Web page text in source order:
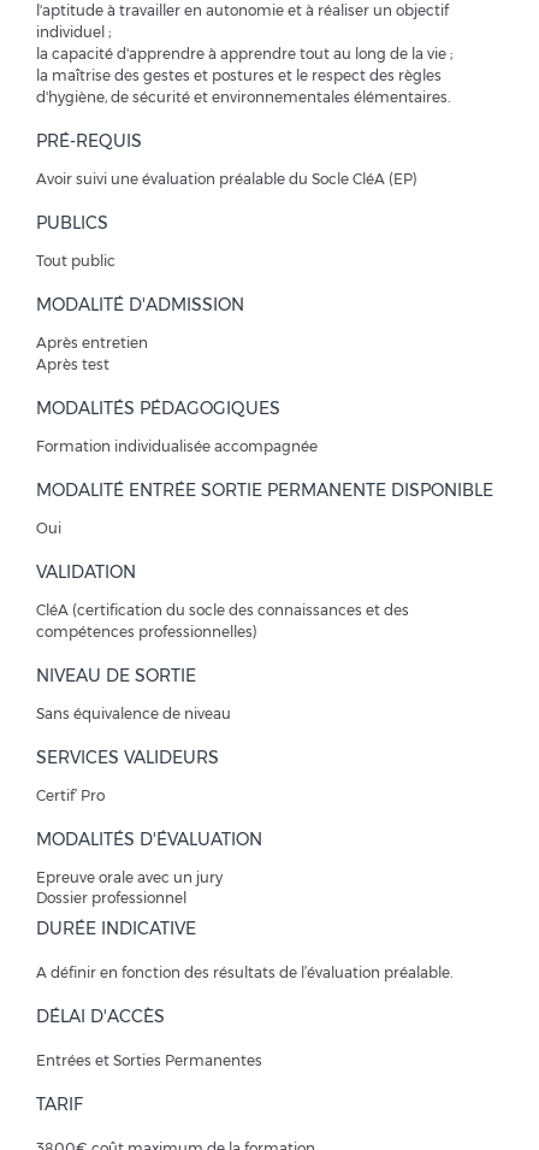
l'aptitude à travailler en autonomie et à réaliser un objectif
individuel ;
la capacité d'apprendre à apprendre tout au long de la vie ;
la maîtrise des gestes et postures et le respect des règles
d'hygiène, de sécurité et environnementales élémentaires.
PRÉ-REQUIS
Avoir suivi une évaluation préalable du Socle CléA (EP)
PUBLICS
Tout public
MODALITÉ D'ADMISSION
Après entretien
Après test
MODALITÉS PÉDAGOGIQUES
Formation individualisée accompagnée
MODALITÉ ENTRÉE SORTIE PERMANENTE DISPONIBLE
Oui
VALIDATION
CléA (certification du socle des connaissances et des
compétences professionnelles)
NIVEAU DE SORTIE
Sans équivalence de niveau
SERVICES VALIDEURS
Certif’ Pro
MODALITÉS D'ÉVALUATION
Epreuve orale avec un jury
Dossier professionnel
DURÉE INDICATIVE
A définir en fonction des résultats de l’évaluation préalable.
DÉLAI D'ACCÈS
Entrées et Sorties Permanentes
TARIF